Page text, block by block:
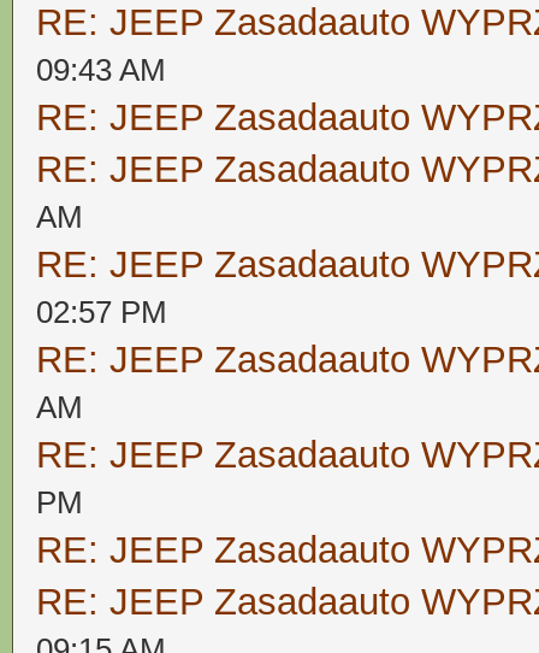
RE: JEEP Zasadaauto
09:43 AM
RE: JEEP Zasadaauto
RE: JEEP Zasadaauto
AM
RE: JEEP Zasadaauto
02:57 PM
RE: JEEP Zasadaauto
AM
RE: JEEP Zasadaauto
PM
RE: JEEP Zasadaauto
RE: JEEP Zasadaauto